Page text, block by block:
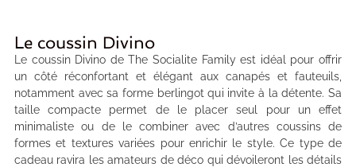
Le coussin Divino
Le coussin Divino de The Socialite Family est idéal pour offrir
un côté réconfortant et élégant aux canapés et fauteuils,
notamment avec sa forme berlingot qui invite à la détente. Sa
taille compacte permet de le placer seul pour un effet
minimaliste ou de le combiner avec d’autres coussins de
formes et textures variées pour enrichir le style. Ce type de
cadeau ravira les amateurs de déco qui dévoileront les détails